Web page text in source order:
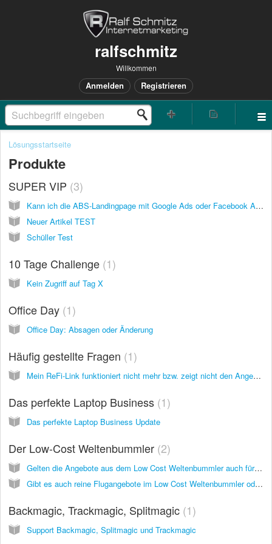
ralfschmitz
Willkommen
Anmelden Registrieren
Lösungsstartseite
Produkte
SUPER VIP 3
Kann ich die ABS-Landingpage mit Google Ads oder Facebook Ads bewerben?
Neuer Artikel TEST
Schüller Test
10 Tage Challenge 1
Kein Zugriff auf Tag X
Office Day 1
Office Day: Absagen oder Änderung
Häufig gestellte Fragen 1
Mein ReFi-Link funktioniert nicht mehr bzw. zeigt nicht den Angebotspreis über 7 EUR
Das perfekte Laptop Business 1
Das perfekte Laptop Business Update
Der Low-Cost Weltenbummler 2
Gelten die Angebote aus dem Low Cost Weltenbummler auch für Familien mit Kindern?
Gibt es auch reine Flugangebote im Low Cost Weltenbummler oder gelten die Angebote nur für Pauschalreisen?
Backmagic, Trackmagic, Splitmagic 1
Support Backmagic, Splitmagic und Trackmagic